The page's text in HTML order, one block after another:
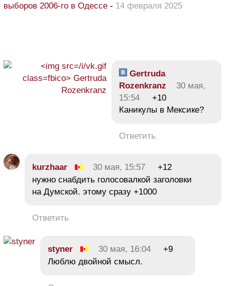
выборов 2006-го в Одессе - 14 февраля 2025
Gertruda
Rozenkranz
30 мая,
15:54
+10
Каникулы в Мексике?
Ответить
kurzhaar 30 мая, 15:57
+12
нужно снабдить голосовалкой заголовки
на Думской. этому сразу +1000
Ответить
styner 30 мая, 16:04
+9
Люблю двойной смысл.